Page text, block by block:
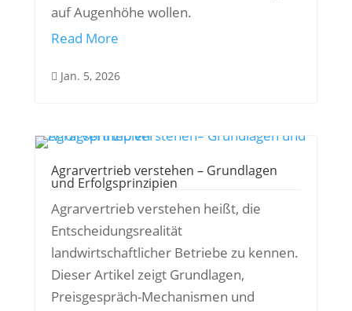
auf Augenhöhe wollen.
Read More
 Jan. 5, 2026
Agrarvertrieb verstehen – Grundlagen
und Erfolgsprinzipien
Agrarvertrieb verstehen heißt, die
Entscheidungsrealität
landwirtschaftlicher Betriebe zu kennen.
Dieser Artikel zeigt Grundlagen,
Preisgespräch-Mechanismen und